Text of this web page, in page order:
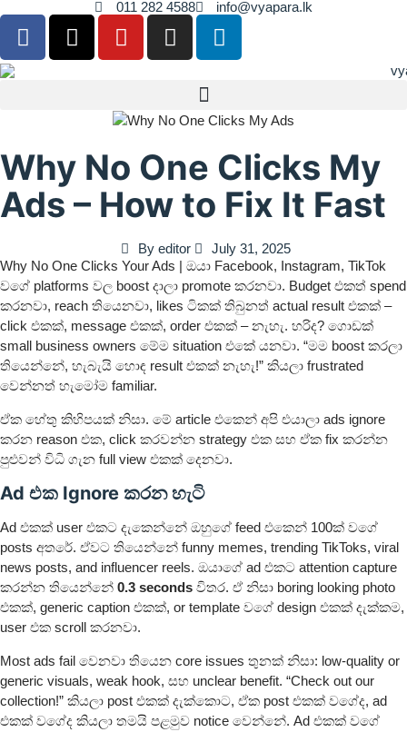
011 282 4588 info@vyapara.lk
Why No One Clicks My
Ads – How to Fix It Fast
Byeditor
July 31, 2025
Why No One Clicks Your Ads | ඔයා Facebook, Instagram, TikTok
වගේ platforms වල boost දාලා promote කරනවා. Budget එකත් spend
කරනවා, reach තියෙනවා, likes ටිකක් තිබුනත් actual result එකක් –
click එකක්, message එකක්, order එකක් – නැහැ. හරිද? ගොඩක්
small business owners මේම situation එකේ යනවා. “මම boost කරලා
තියෙන්නේ, හැබැයි හොඳ result එකක් නැහැ!” කියලා frustrated
වෙන්නත් හැමෝම familiar.
ඒක හේතු කිහිපයක් නිසා. මේ article එකෙන් අපි එයාලා ads ignore
කරන reason එක, click කරවන්න strategy එක සහ ඒක fix කරන්න
පුළුවන් විධි ගැන full view එකක් දෙනවා.
Ad එක Ignore කරන හැටි
Ad එකක් user එකට දැකෙන්නේ ඔහුගේ feed එකෙන් 100ක් වගේ
posts අතරේ. ඒවට තියෙන්නේ funny memes, trending TikToks, viral
news posts, and influencer reels. ඔයාගේ ad එකට attention capture
කරන්න තියෙන්නේ 0.3 seconds විතර. ඒ නිසා boring looking photo
එකක්, generic caption එකක්, or template වගේ design එකක් දැක්කම,
user එක scroll කරනවා.
Most ads fail වෙනවා තියෙන core issues තුනක් නිසා: low-quality or
generic visuals, weak hook, සහ unclear benefit. “Check out our
collection!” කියලා post එකක් දැක්කොට, ඒක post එකක් වගේද, ad
එකක් වගේද කියලා තමයි පළමුව notice වෙන්නේ. Ad එකක් වගේ